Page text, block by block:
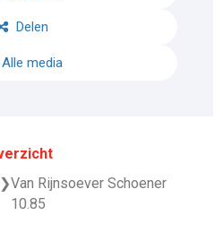
Delen
Alle media
❯Van Rijnsoever Schoener
10.85